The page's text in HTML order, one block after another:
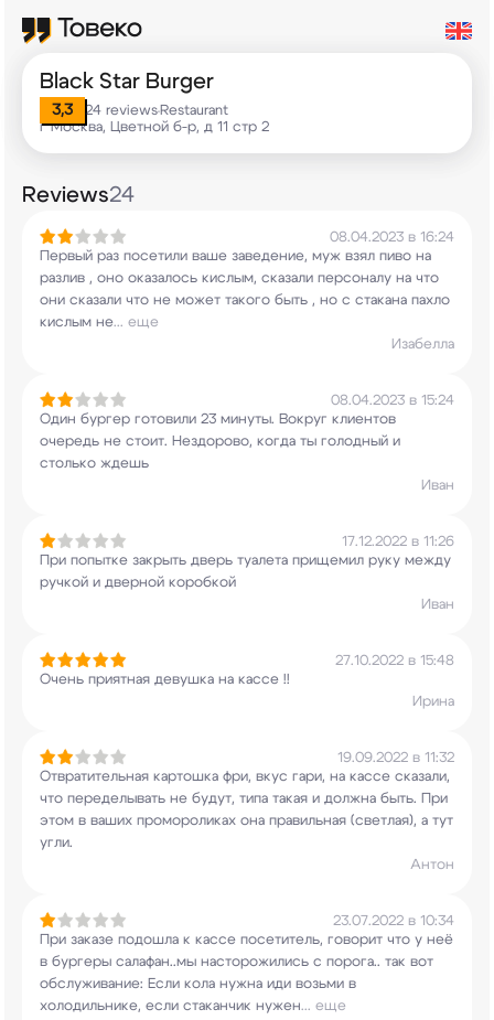
Black Star Burger
3,3 24 reviews•Restaurant
г Москва, Цветной б-р, д 11 стр 2
Reviews24
08.04.2023 в 16:24
Первый раз посетили ваше заведение, муж взял пиво на
разлив , оно оказалось кислым, сказали персоналу на что
они сказали что не может такого быть , но с стакана пахло
кислым не... еще
Изабелла
08.04.2023 в 15:24
Один бургер готовили 23 минуты. Вокруг клиентов
очередь не стоит. Нездорово, когда ты голодный и
столько ждешь
Иван
17.12.2022 в 11:26
При попытке закрыть дверь туалета прищемил руку между
ручкой и дверной коробкой
Иван
27.10.2022 в 15:48
Очень приятная девушка на кассе !!
Ирина
19.09.2022 в 11:32
Отвратительная картошка фри, вкус гари, на кассе сказали,
что переделывать не будут, типа такая и должна быть. При
этом в ваших промороликах она правильная (светлая), а тут
угли.
Антон
23.07.2022 в 10:34
При заказе подошла к кассе посетитель, говорит что у неё
в бургеры салафан..мы насторожились с порога.. так вот
обслуживание: Если кола нужна иди возьми в
холодильнике, если стаканчик нужен... еще